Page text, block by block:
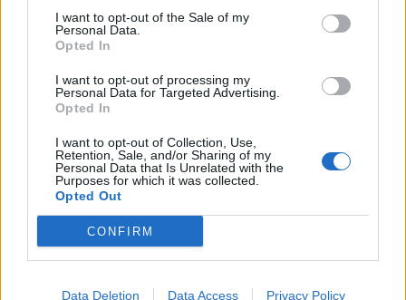
I want to opt-out of the Sale of my
Personal Data.
Opted In
I want to opt-out of processing my
Personal Data for Targeted Advertising.
Opted In
I want to opt-out of Collection, Use,
Retention, Sale, and/or Sharing of my
Personal Data that Is Unrelated with the
Purposes for which it was collected.
Opted Out
CONFIRM
Data Deletion Data Access Privacy Policy
Η Kate Middleton αναφέρθηκε και
αυτή στην κουβέντα
Η στιγμή έγινε ακόμη πιο αστεία λίγα
δευτερόλεπτα αργότερα, όταν η Dot τον
ρώτησε αν στην επόμενη επίσκεψή του θα
φέρει μαζί και την Kate Middleton.